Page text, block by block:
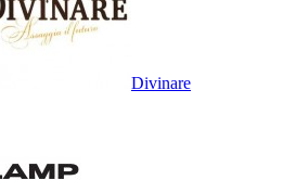
Divinare